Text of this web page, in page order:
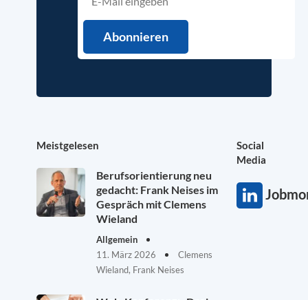
Meistgelesen
Berufsorientierung neu
gedacht: Frank Neises im
Gespräch mit Clemens
Wieland
Allgemein
11. März 2026
Clemens
Wieland, Frank Neises
Social
Media